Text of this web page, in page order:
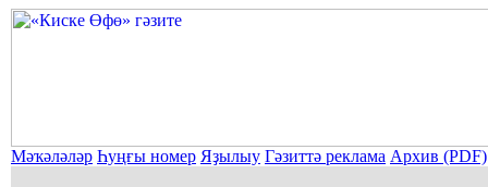
Мәҡәләләр Һуңғы номер Яҙылыу Гәзиттә реклама Архив (PDF)